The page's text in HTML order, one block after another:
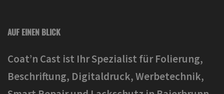
AUF EINEN BLICK
Coat’n Cast ist Ihr Spezialist für Folierung,
Beschriftung, Digitaldruck, Werbetechnik,